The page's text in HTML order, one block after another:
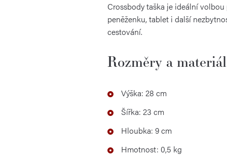
Crossbody taška je ideální
peněženku, tablet i další
cestování.
Rozměry a materiál
Výška: 28 cm
Šířka: 23 cm
Hloubka: 9 cm
Hmotnost: 0,5 kg